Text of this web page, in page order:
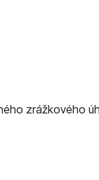
zrážkového